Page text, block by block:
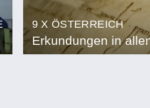
9 X ÖSTERREICH
Erkundungen in